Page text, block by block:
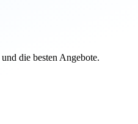
die besten Angebote.